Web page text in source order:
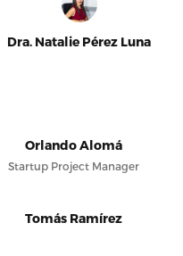
Dra. Natalie Pérez Luna
Orlando Alomá
Startup Project Manager
Tomás Ramírez